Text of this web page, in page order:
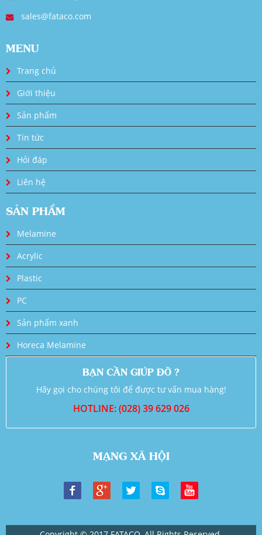
sales@fataco.com
MENU
Trang chủ
Giới thiệu
Sản phẩm
Tin tức
Hỏi đáp
Liên hệ
SẢN PHẨM
Melamine
Acrylic
Plastic
PC
Sản phẩm xanh
Horeca Melamine
BẠN CẦN GIÚP ĐỠ ?
Hãy gọi cho chúng tôi để được tư vấn mua hàng!
HOTLINE: (028) 39 629 026
MẠNG XÃ HỘI